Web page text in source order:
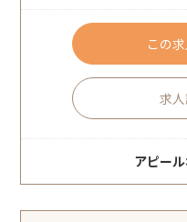
この
求
アピー